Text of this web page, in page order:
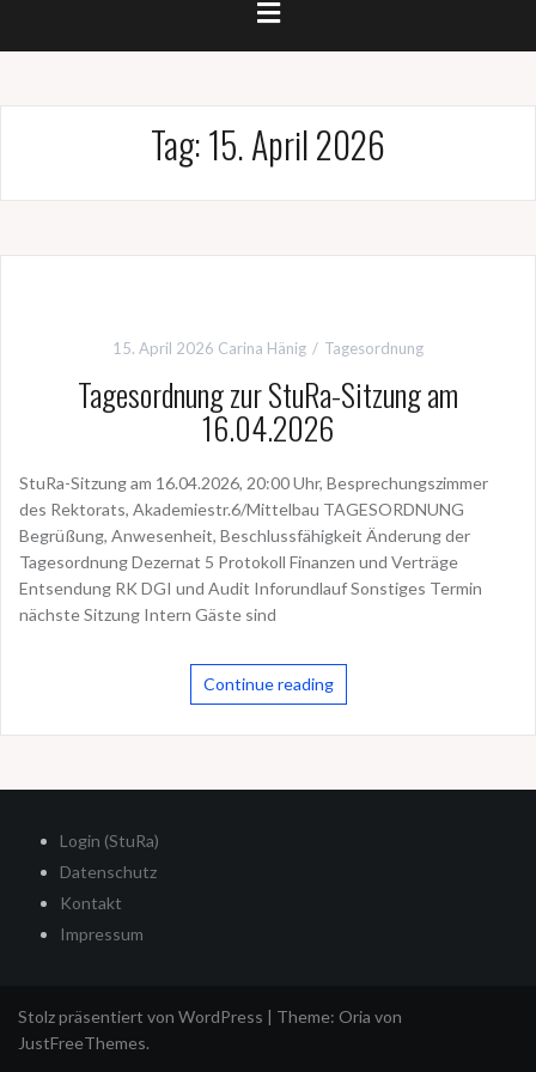
Tag:15. April 2026
15. April 2026 Carina Hänig Tagesordnung
Tagesordnung zur StuRa-Sitzung am
16.04.2026
StuRa-Sitzung am 16.04.2026, 20:00 Uhr, Besprechungszimmer
des Rektorats, Akademiestr.6/Mittelbau TAGESORDNUNG
Begrüßung, Anwesenheit, Beschlussfähigkeit Änderung der
Tagesordnung Dezernat 5 Protokoll Finanzen und Verträge
Entsendung RK DGI und Audit Inforundlauf Sonstiges Termin
nächste Sitzung Intern Gäste sind
Continue reading
Login (StuRa)
Datenschutz
Kontakt
Impressum
Stolz präsentiert von WordPress | Theme: Oria von
JustFreeThemes.